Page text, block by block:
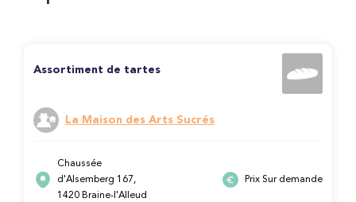
Assortiment de tartes
La Maison des Arts Sucrés
Chaussée
d'Alsemberg 167,
1420 Braine-l'Alleud
Prix Sur demande